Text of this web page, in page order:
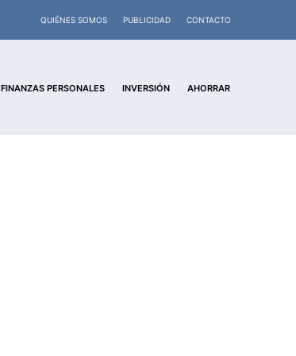
QUIÉNES SOMOS PUBLICIDAD CONTACTO
FINANZAS PERSONALES INVERSIÓN AHORRAR